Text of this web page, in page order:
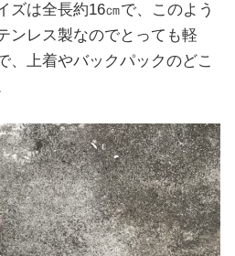
ズは全長約16㎝で、このよう
ンレス製なのでとっても軽
、上着やバックパックのどこ